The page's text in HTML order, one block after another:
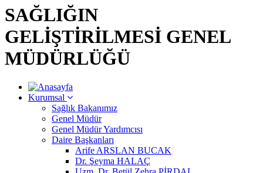
SAĞLIĞIN
GELİŞTİRİLMESİ GENEL
MÜDÜRLÜĞÜ
Kurumsal
Sağlık Bakanımız
Genel Müdür
Genel Müdür Yardımcısı
Daire Başkanları
Arife ARSLAN BUCAK
Dr. Şeyma HALAÇ